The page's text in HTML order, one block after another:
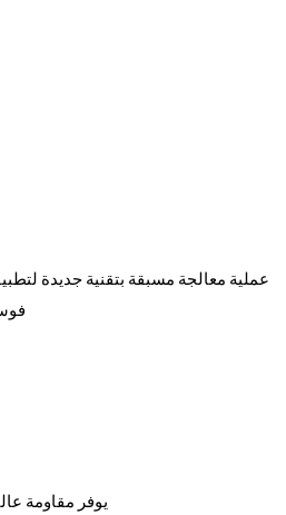
عملية معالجة مسبقة بتقنية جديدة
يوفر مقاومة عالية للتآكل